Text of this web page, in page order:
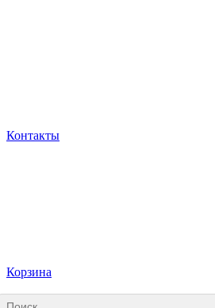
Контакты
Корзина